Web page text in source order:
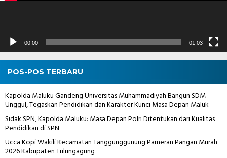
00:00 01:03
POS-POS TERBARU
Kapolda Maluku Gandeng Universitas Muhammadiyah Bangun SDM
Unggul, Tegaskan Pendidikan dan Karakter Kunci Masa Depan Maluk
Sidak SPN, Kapolda Maluku: Masa Depan Polri Ditentukan dari Kualitas
Pendidikan di SPN
Ucca Kopi Wakili Kecamatan Tanggunggunung Pameran Pangan Murah
2026 Kabupaten Tulungagung